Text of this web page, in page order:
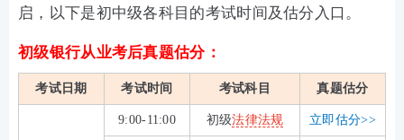
启，以下是初中级各科目的考试时间及估分入口。
初级银行从业考后真题估分：
考试日期 考试时间 考试科目 真题估分
9:00-11:00 初级法律法规 立即估分>>